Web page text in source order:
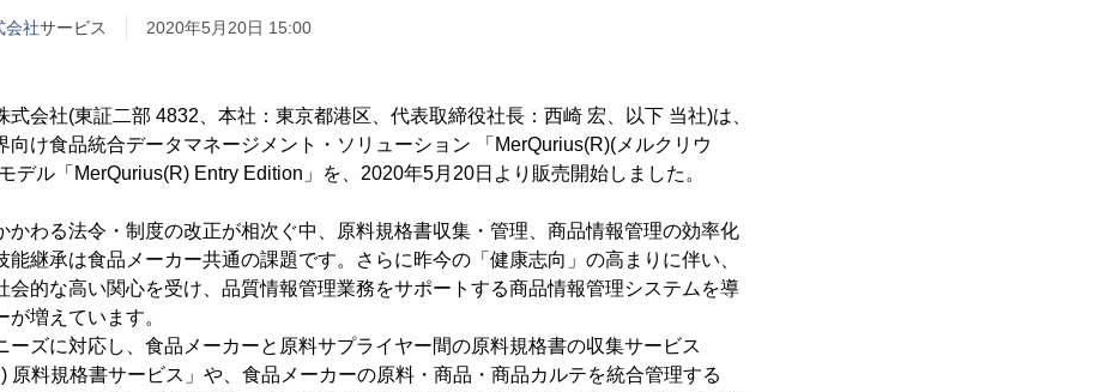
会社サービス 2020年5月20日 15:00
式会社(東証二部 4832、本社：東京都港区、代表取締役社長：西崎 宏、以下 当社)は、
向け食品統合データマネージメント・ソリューション 「MerQurius(R)(メルクリウ
デル「MerQurius(R) Entry Edition」を、2020年5月20日より販売開始しました。
かわる法令・制度の改正が相次ぐ中、原料規格書収集・管理、商品情報管理の効率化
能継承は食品メーカー共通の課題です。さらに昨今の「健康志向」の高まりに伴い、
会的な高い関心を受け、品質情報管理業務をサポートする商品情報管理システムを導
が増えています。
ーズに対応し、食品メーカーと原料サプライヤー間の原料規格書の収集サービス
原料規格書サービス」や、食品メーカーの原料・商品・商品カルテを統合管理する